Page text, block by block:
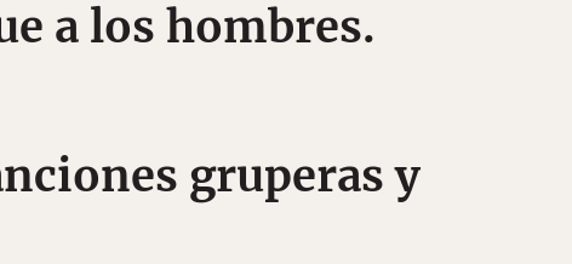
a los hombres.
gruperas y